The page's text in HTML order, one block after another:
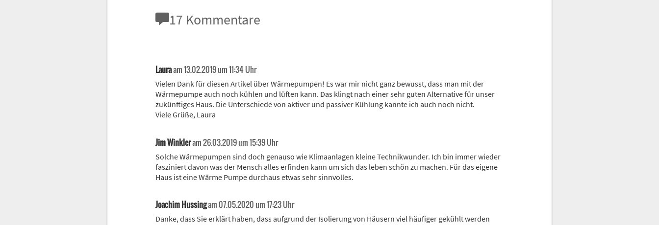
17 Kommentare
Lauraam 13.02.2019 um 11:34 Uhr
Vielen Dank für diesen Artikel über Wärmepumpen! Es war mir nicht ganz bewusst, dass man mit der
Wärmepumpe auch noch kühlen und lüften kann. Das klingt nach einer sehr guten Alternative für unser
zukünftiges Haus. Die Unterschiede von aktiver und passiver Kühlung kannte ich auch noch nicht.
Viele Grüße, Laura
Jim Winkleram 26.03.2019 um 15:39 Uhr
Solche Wärmepumpen sind doch genauso wie Klimaanlagen kleine Technikwunder. Ich bin immer wieder
fasziniert davon was der Mensch alles erfinden kann um sich das leben schön zu machen. Für das eigene
Haus ist eine Wärme Pumpe durchaus etwas sehr sinnvolles.
Joachim Hussingam 07.05.2020 um 17:23 Uhr
Danke, dass Sie erklärt haben, dass aufgrund der Isolierung von Häusern viel häufiger gekühlt werden